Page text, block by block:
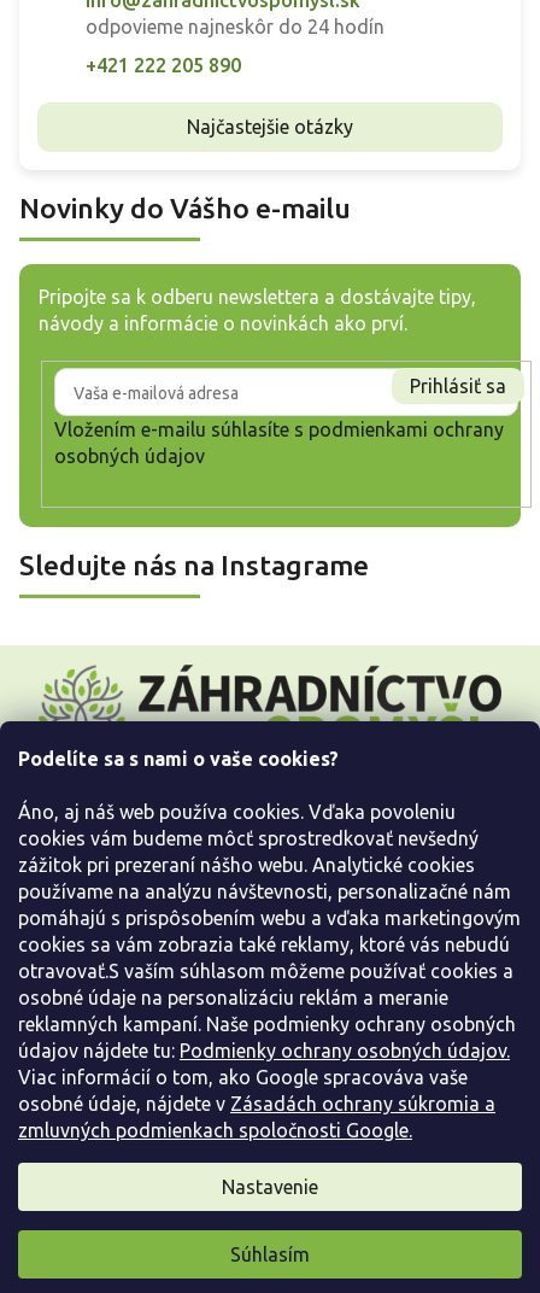
Podelíte sa s nami o vaše cookies?
Áno, aj náš web používa cookies. Vďaka povoleniu
cookies vám budeme môcť sprostredkovať nevšedný
zážitok pri prezeraní nášho webu. Analytické cookies
používame na analýzu návštevnosti, personalizačné nám
pomáhajú s prispôsobením webu a vďaka marketingovým
cookies sa vám zobrazia také reklamy, ktoré vás nebudú
otravovať.S vaším súhlasom môžeme používať cookies a
osobné údaje na personalizáciu reklám a meranie
reklamných kampaní. Naše podmienky ochrany osobných
údajov nájdete tu: Podmienky ochrany osobných údajov.
Viac informácií o tom, ako Google spracováva vaše
osobné údaje, nájdete v Zásadách ochrany súkromia a
zmluvných podmienkach spoločnosti Google.
Nastavenie
Súhlasím
odpovieme najneskôr do 24 hodín
+421 222 205 890
Najčastejšie otázky
Novinky do Vášho e-mailu
Pripojte sa k odberu newslettera a dostávajte tipy,
návody a informácie o novinkách ako prví.
Vložením e-mailu súhlasíte s podmienkami ochrany
osobných údajov
Prihlásiť sa
Sledujte nás na Instagrame
p
ä
Všetko o nákupe
Informácie pre Vás
Kontaktujte nás
Vytvoril Shoptet|D2 Solutions|Shopcode
Copyright 2026Záhradníctvo Spomyšl. Všetky práva vyhradené.
Pripravili sme pre vás darček